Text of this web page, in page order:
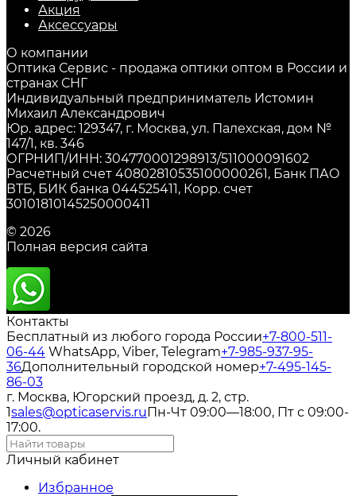
Акция
Аксессуары
О компании
Оптика Сервис - продажа оптики оптом в России и
странах СНГ
Индивидуальный предприниматель Истомин
Михаил Александрович
Юр. адрес: 129347, г. Москва, ул. Палехская, дом №
147/1, кв. 346
ОГРНИП/ИНН: 304770001298913/511000091602
Расчетный счет 40802810535100000261, Банк ПАО
ВТБ, БИК банка 044525411, Корр. счет
30101810145250000411
© 2026
Полная версия сайта
Контакты
Бесплатный из любого города России+7-800-511-
06-44 WhatsApp, Viber, Telegram+7-985-937-95-
36Дополнительный городской номер+7-495-145-
86-03
г. Москва, Югорский проезд, д. 2, стр.
1sales@opticaservis.ruПн-Чт 09:00—18:00, Пт с 09:00-
17:00.
Личный кабинет
Избранное